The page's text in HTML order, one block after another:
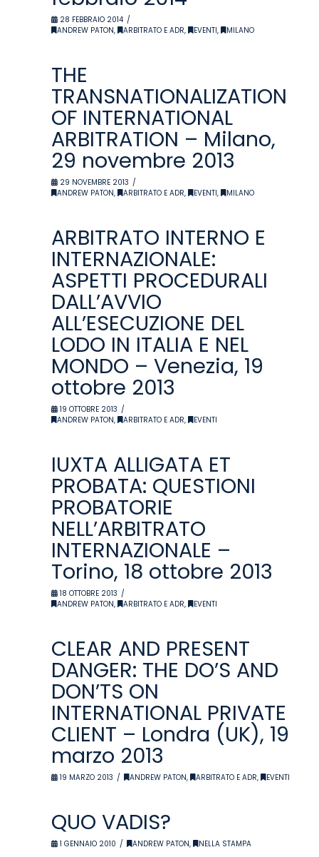
28 FEBBRAIO 2014
ANDREW PATON, ARBITRATO E ADR, EVENTI, MILANO
THE
TRANSNATIONALIZATION
OF INTERNATIONAL
ARBITRATION – Milano,
29 novembre 2013
29 NOVEMBRE 2013
ANDREW PATON, ARBITRATO E ADR, EVENTI, MILANO
ARBITRATO INTERNO E
INTERNAZIONALE:
ASPETTI PROCEDURALI
DALL’AVVIO
ALL’ESECUZIONE DEL
LODO IN ITALIA E NEL
MONDO – Venezia, 19
ottobre 2013
19 OTTOBRE 2013
ANDREW PATON, ARBITRATO E ADR, EVENTI
IUXTA ALLIGATA ET
PROBATA: QUESTIONI
PROBATORIE
NELL’ARBITRATO
INTERNAZIONALE –
Torino, 18 ottobre 2013
18 OTTOBRE 2013
ANDREW PATON, ARBITRATO E ADR, EVENTI
CLEAR AND PRESENT
DANGER: THE DO’S AND
DON’TS ON
INTERNATIONAL PRIVATE
CLIENT – Londra (UK), 19
marzo 2013
19 MARZO 2013 ANDREW PATON, ARBITRATO E ADR, EVENTI
QUO VADIS?
1 GENNAIO 2010 ANDREW PATON, NELLA STAMPA